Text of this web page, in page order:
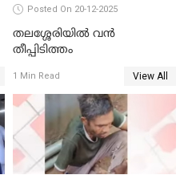
Posted On 20-12-2025
തലശ്ശേരിയിൽ വൻ
തീപ്പിടിത്തം
1 Min Read View All